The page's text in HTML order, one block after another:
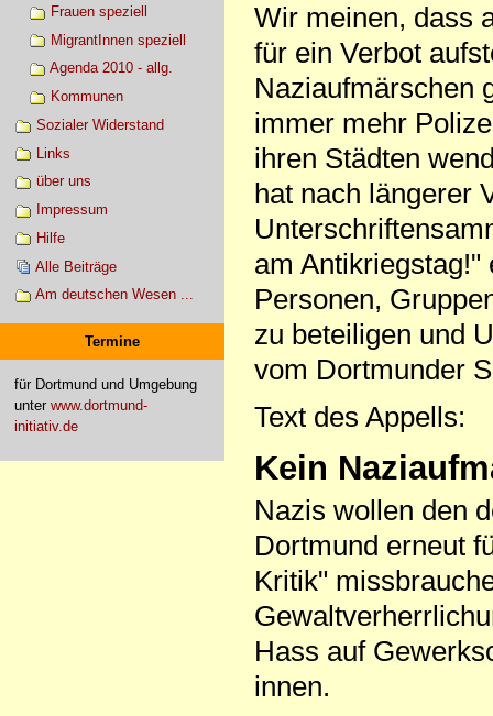
Frauen speziell
MigrantInnen speziell
Agenda 2010 - allg.
Kommunen
Sozialer Widerstand
Links
über uns
Impressum
Hilfe
Alle Beiträge
Am deutschen Wesen ...
Termine
für Dortmund und Umgebung
unter www.dortmund-
initiativ.de
Wir meinen, dass
für ein Verbot
Naziaufmärschen
immer mehr
ihren Städten
hat nach längerer
am
Personen,
zu beteiligen und
vom Dortmunder
Text des Appells:
Kein
Nazis wollen den
Dortmund erneut
Kritik"
Hass auf
innen.